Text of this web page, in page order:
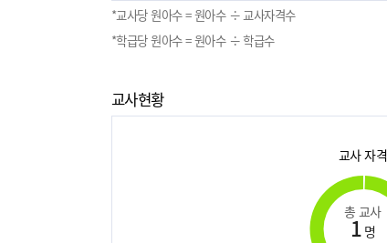
*교사당 원아수 = 원아수 ÷ 교사자격수
*학급당 원아수 = 원아수 ÷ 학급수
교사현황
교사 자격
총 교사
1 명